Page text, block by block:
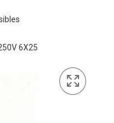
6X25